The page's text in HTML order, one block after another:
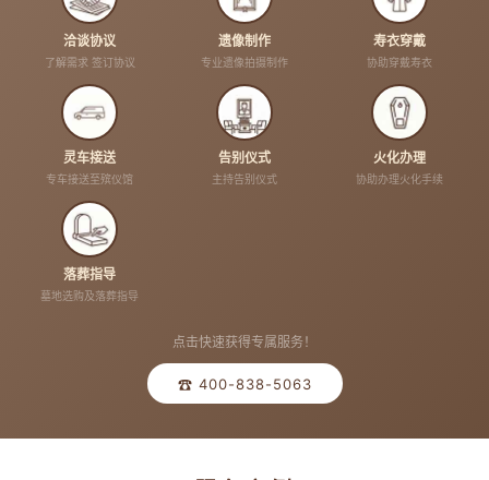
洽谈协议
了解需求 签订协议
遗像制作
专业遗像拍摄制作
寿衣穿戴
协助穿戴寿衣
灵车接送
专车接送至殡仪馆
告别仪式
主持告别仪式
火化办理
协助办理火化手续
落葬指导
墓地选购及落葬指导
点击快速获得专属服务！
☎ 400-838-5063